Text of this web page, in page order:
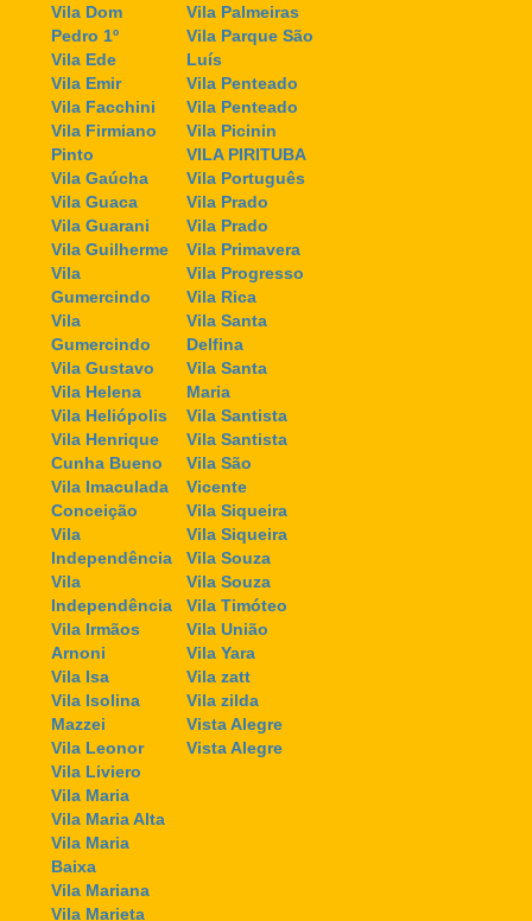
Vila Dom
Pedro 1º
Vila Ede
Vila Emir
Vila Facchini
Vila Firmiano
Pinto
Vila Gaúcha
Vila Guaca
Vila Guarani
Vila Guilherme
Vila
Gumercindo
Vila
Gumercindo
Vila Gustavo
Vila Helena
Vila Heliópolis
Vila Henrique
Cunha Bueno
Vila Imaculada
Conceição
Vila
Independência
Vila
Independência
Vila Irmãos
Arnoni
Vila Isa
Vila Isolina
Mazzei
Vila Leonor
Vila Liviero
Vila Maria
Vila Maria Alta
Vila Maria
Baixa
Vila Mariana
Vila Marieta
Vila Palmeiras
Vila Parque São
Luís
Vila Penteado
Vila Penteado
Vila Picinin
VILA PIRITUBA
Vila Português
Vila Prado
Vila Prado
Vila Primavera
Vila Progresso
Vila Rica
Vila Santa
Delfina
Vila Santa
Maria
Vila Santista
Vila Santista
Vila São
Vicente
Vila Siqueira
Vila Siqueira
Vila Souza
Vila Souza
Vila Timóteo
Vila União
Vila Yara
Vila zatt
Vila zilda
Vista Alegre
Vista Alegre